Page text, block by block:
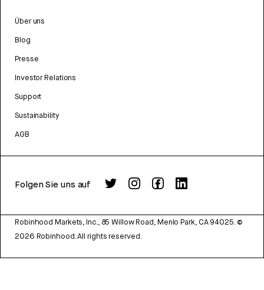
Über uns
Blog
Presse
Investor Relations
Support
Sustainability
AGB
Folgen Sie uns auf
Robinhood Markets, Inc., 85 Willow Road, Menlo Park, CA 94025. ©
2026 Robinhood. All rights reserved.